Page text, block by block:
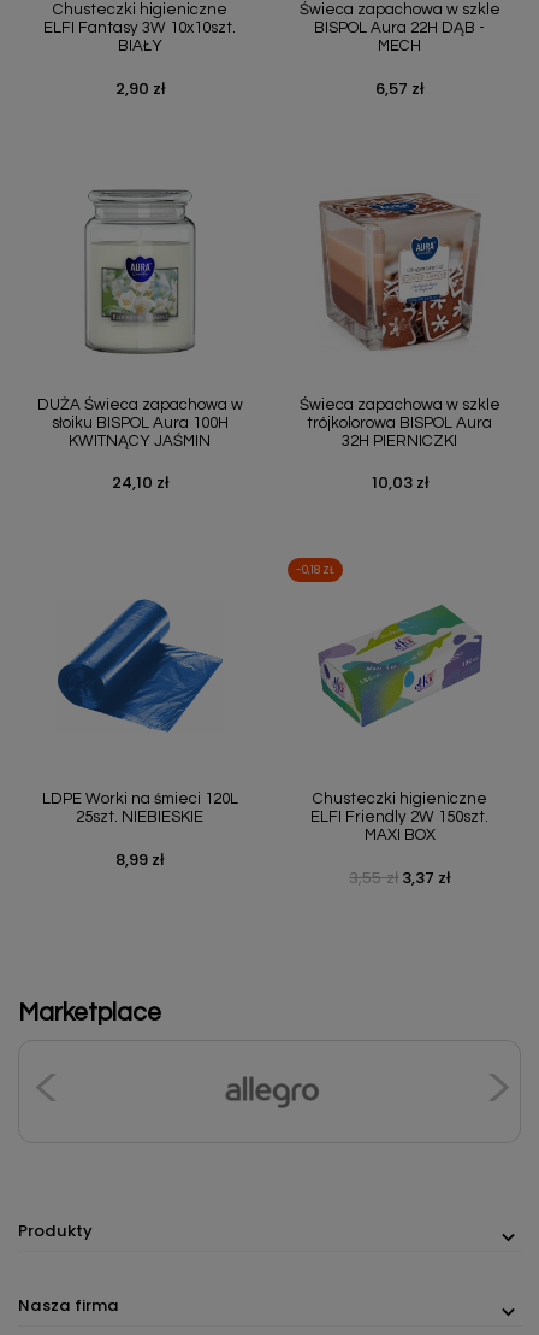
Chusteczki higieniczne
ELFI Fantasy 3W 10x10szt.
BIAŁY
Cena
2,90 zł
Świeca zapachowa w szkle
BISPOL Aura 22H DĄB -
MECH
Cena
6,57 zł
DUŻA Świeca zapachowa w
słoiku BISPOL Aura 100H
KWITNĄCY JAŚMIN
Cena
24,10 zł
Świeca zapachowa w szkle
trójkolorowa BISPOL Aura
32H PIERNICZKI
Cena
10,03 zł
LDPE Worki na śmieci 120L
25szt. NIEBIESKIE
Cena
8,99 zł
Chusteczki higieniczne
ELFI Friendly 2W 150szt.
MAXI BOX
Cena podstawowa
3,55 zł Cena
3,37 zł
-0,18 ZŁ
Marketplace
Produkty
Nasza firma